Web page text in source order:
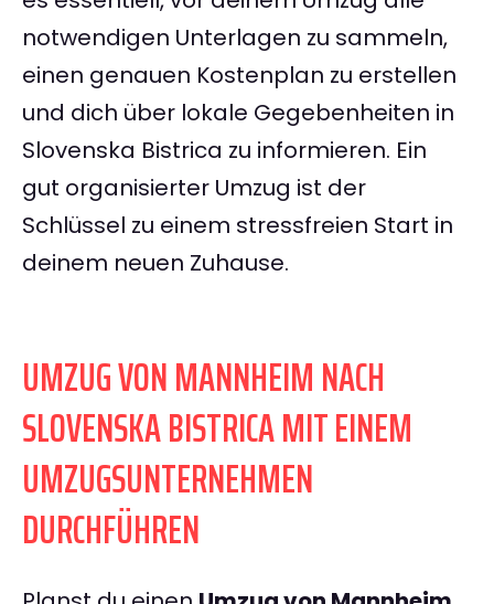
notwendigen Unterlagen zu sammeln,
einen genauen Kostenplan zu erstellen
und dich über lokale Gegebenheiten in
Slovenska Bistrica zu informieren. Ein
gut organisierter Umzug ist der
Schlüssel zu einem stressfreien Start in
deinem neuen Zuhause.
UMZUG VON MANNHEIM NACH
SLOVENSKA BISTRICA MIT EINEM
UMZUGSUNTERNEHMEN
DURCHFÜHREN